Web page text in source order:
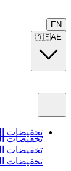
EN
🇦🇪AE
تخفيضات
تخفيضات
تخفيضات
تخفيضات